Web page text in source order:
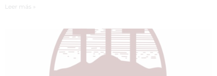
Leer más »